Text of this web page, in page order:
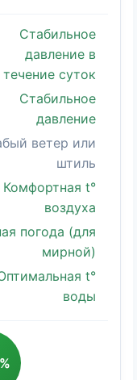
Стабильное
давление в
течение суток
Стабильное
давление
ветер или
штиль
Комфортная t°
воздуха
погода (для
мирной)
t°
воды
%